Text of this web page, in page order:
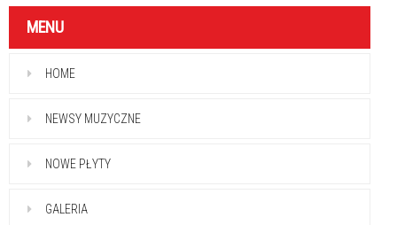
MENU
HOME
NEWSY MUZYCZNE
NOWE PŁYTY
GALERIA